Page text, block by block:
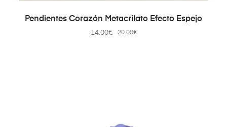
AÑADIR AL CARRITO
Pendientes Corazón Metacrilato Efecto Espejo
20.00€
14.00€